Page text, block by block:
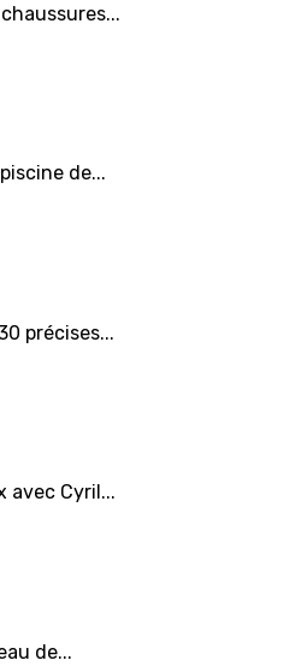
de...
précises...
avec Cyril...
de...